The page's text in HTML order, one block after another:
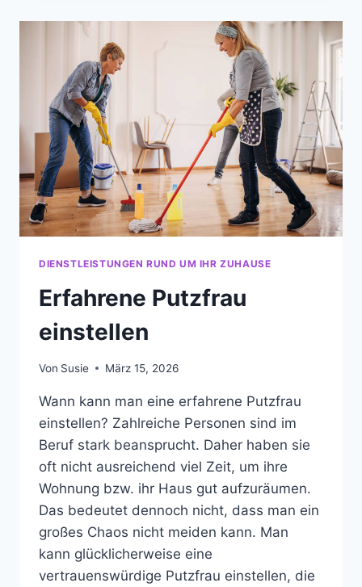
DIENSTLEISTUNGEN RUND UM IHR ZUHAUSE
Erfahrene Putzfrau
einstellen
Von Susie März 15, 2026
Wann kann man eine erfahrene Putzfrau
einstellen? Zahlreiche Personen sind im
Beruf stark beansprucht. Daher haben sie
oft nicht ausreichend viel Zeit, um ihre
Wohnung bzw. ihr Haus gut aufzuräumen.
Das bedeutet dennoch nicht, dass man ein
großes Chaos nicht meiden kann. Man
kann glücklicherweise eine
vertrauenswürdige Putzfrau einstellen, die